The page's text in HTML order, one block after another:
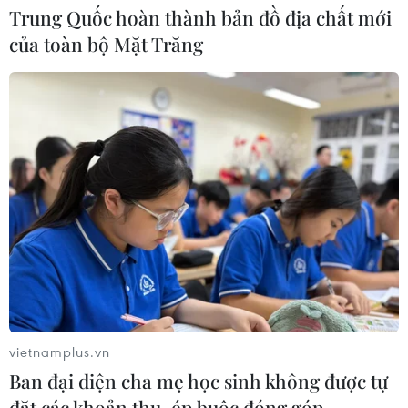
Chẩn đoán và điều trị thành công
trường hợp mắc bệnh viêm mạch
30/07/2026 08:15
Trao tặng 10 gia đình khó khăn điều
trị vô sinh hiếm muộn miễn phí 100%
30/07/2026 07:37
Xem thêm
Trung Quốc hoàn thành bản đồ địa chất mới
của toàn bộ Mặt Trăng
vietnamplus.vn
Ban đại diện cha mẹ học sinh không được tự